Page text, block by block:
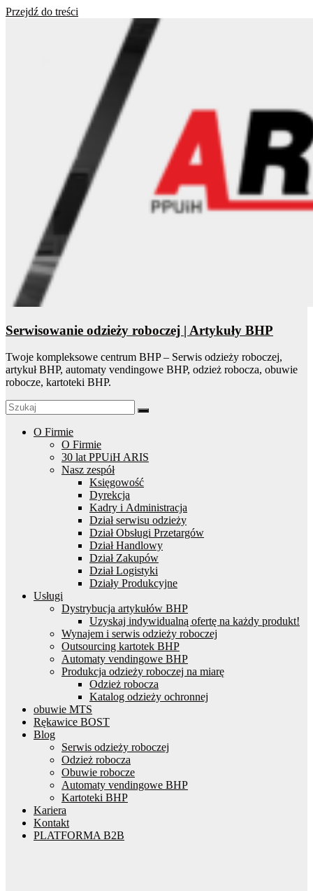
Przejdź do treści
Serwisowanie odzieży roboczej | Artykuły BHP
Twoje kompleksowe centrum BHP – Serwis odzieży roboczej,
artykuł BHP, automaty vendingowe BHP, odzież robocza, obuwie
robocze, kartoteki BHP.
O Firmie
O Firmie
30 lat PPUiH ARIS
Nasz zespół
Księgowość
Dyrekcja
Kadry i Administracja
Dział serwisu odzieży
Dział Obsługi Przetargów
Dział Handlowy
Dział Zakupów
Dział Logistyki
Działy Produkcyjne
Usługi
Dystrybucja artykułów BHP
Uzyskaj indywidualną ofertę na każdy produkt!
Wynajem i serwis odzieży roboczej
Outsourcing kartotek BHP
Automaty vendingowe BHP
Produkcja odzieży roboczej na miarę
Odzież robocza
Katalog odzieży ochronnej
obuwie MTS
Rękawice BOST
Blog
Serwis odzieży roboczej
Odzież robocza
Obuwie robocze
Automaty vendingowe BHP
Kartoteki BHP
Kariera
Kontakt
PLATFORMA B2B